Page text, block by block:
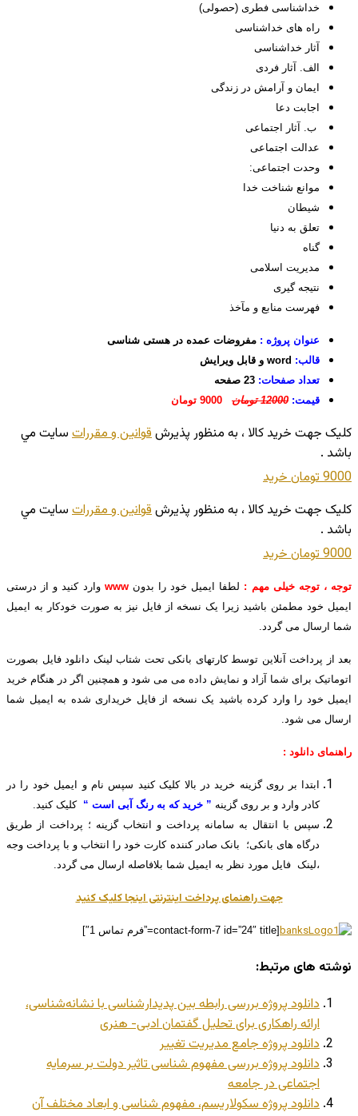
خداشناسی فطری (حصولی)
راه های خداشناسی
آثار خداشناسی
الف. آثار فردی
ایمان و آرامش در زندگی
اجابت دعا
ب. آثار اجتماعی
عدالت اجتماعی
وحدت اجتماعی:
موانع شناخت خدا
شیطان
تعلق به دنیا
گناه
مدیریت اسلامی
نتیجه گیری
فهرست منابع و مآخذ
عنوان پروژه : مفروضات عمده در هستی شناسی
قالب:
تعداد صفحات:
قیمت: 12000 تومان
کليک جهت خريد کالا ، به منظور پذيرشقوانين و مقررات سايت مي
باشد .
9000 تومان
خريد
کليک جهت خريد کالا ، به منظور پذيرشقوانين و مقررات سايت مي
باشد .
9000 تومان
خريد
توجه ، توجه خیلی مهم : لطفا ایمیل خود را بدون www وارد کنید و از درستی
ایمیل خود مطمئن باشید زیرا یک نسخه از فایل نیز به صورت خودکار به ایمیل
شما ارسال می گردد.
بعد از پرداخت آنلاین توسط کارتهای بانکی تحت شتاب لینک دانلود فایل بصورت
اتوماتیک برای شما آزاد و نمایش داده می می شود و همچنین اگر در هنگام خرید
ایمیل خود را وارد کرده باشید یک نسخه از فایل خریداری شده به ایمیل شما
ارسال می شود.
راهنمای دانلود :
ابتدا بر روی گزینه خرید در بالا کلیک کنید سپس نام و ایمیل خود را در
کادر وارد و بر روی گزینه ” خرید که به رنگ آبی است “ کلیک کنید.
سپس با انتقال به سامانه پرداخت و انتخاب گزینه ؛ پرداخت از طریق
درگاه های بانکی؛ بانک صادر کننده کارت خود را انتخاب و با پرداخت وجه
،لینک فایل مورد نظر به ایمیل شما بلافاصله ارسال می گردد.
جهت راهنمای پرداخت اینترنتی اینجا کلیک کنید
[contact-form-7 id=”24″ title=”فرم تماس 1″]
نوشته های مرتبط:
دانلود پروژه بررسی رابطه بین پدیدار‌شناسی با نشانه‌شناسی،
ارائه راهکاری برای تحلیل گفتمان ادبی- هنری
دانلود پروژه جامع مدیریت تغییر
دانلود پروژه بررسی مفهوم شناسی تاثیر دولت بر سرمایه
اجتماعی در جامعه
دانلود پروژه سکولاریسم، مفهوم شناسی و ابعاد مختلف آن